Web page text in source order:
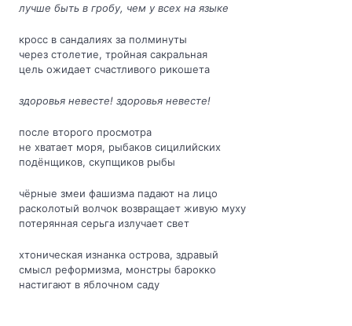
лучше быть в гробу, чем у всех на языке
кросс в сандалиях за полминуты
через столетие, тройная сакральная
цель ожидает счастливого рикошета
здоровья невесте! здоровья невесте!
после второго просмотра
не хватает моря, рыбаков сицилийских
подёнщиков, скупщиков рыбы
чёрные змеи фашизма падают на лицо
расколотый волчок возвращает живую муху
потерянная серьга излучает свет
хтоническая изнанка острова, здравый
смысл реформизма, монстры барокко
настигают в яблочном саду